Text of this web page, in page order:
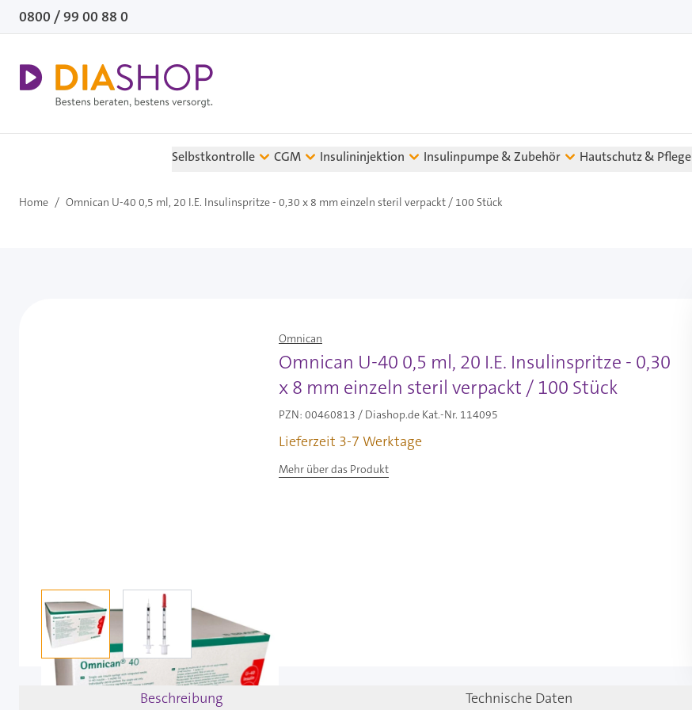
Direkt zum Inhalt
0800 / 99 00 88 0
Selbstkontrolle CGM Insulininjektion Insulinpumpe & Zubehör Hautschutz & Pflege
Home / Omnican U-40 0,5 ml, 20 I.E. Insulinspritze - 0,30 x 8 mm einzeln steril verpackt / 100 Stück
View larger imageView larger image
Omnican
Omnican U-40 0,5 ml, 20 I.E. Insulinspritze - 0,30
x 8 mm einzeln steril verpackt / 100 Stück
PZN: 00460813 / Diashop.de Kat.-Nr. 114095
Lieferzeit 3-7 Werktage
Mehr über das Produkt
Beschreibung Technische Daten